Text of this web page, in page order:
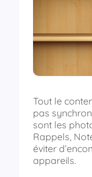
Tout le
pas
sont les
Rappels,
éviter
appareils.